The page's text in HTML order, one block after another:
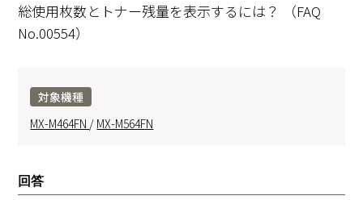
総使用枚数とトナー残量を表示するには？
（FAQ
No.00554）
対象機種
MX-M464FN / MX-M564FN
回答